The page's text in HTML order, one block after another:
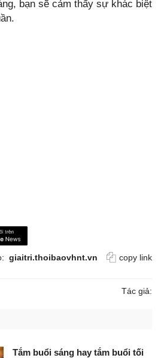
bạn sẽ cảm thấy sự khác biệt
giaitri.thoibaovhnt.vn copy link
Tác giả:
Tắm buổi sáng hay tắm buổi tối